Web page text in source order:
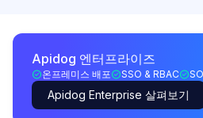
Apidog 엔터프라이즈
온프레미스 배포 SSO & RBAC
Apidog Enterprise 살펴보기